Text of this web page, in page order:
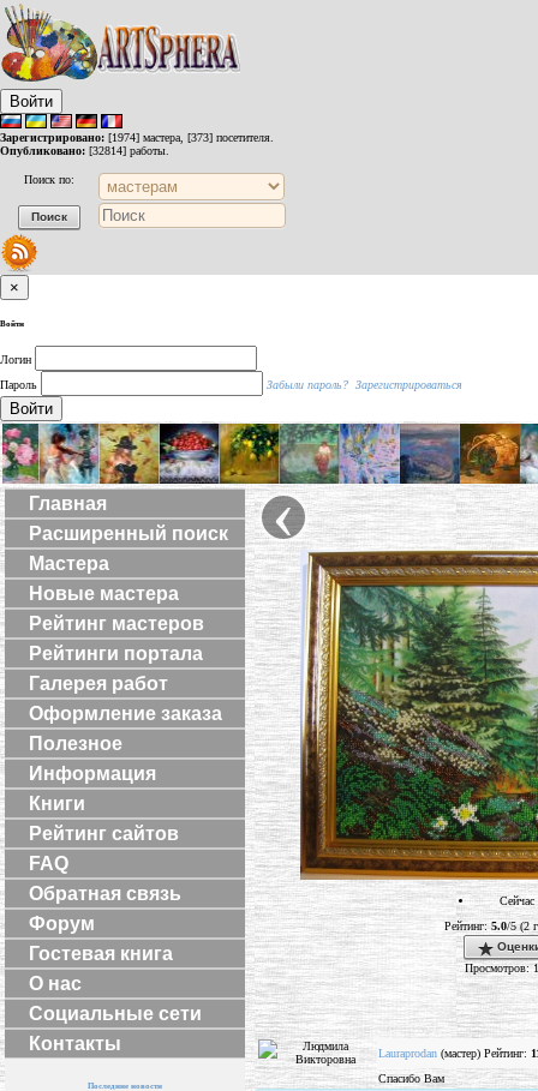
Войти
Зарегистрировано: [1974] мастера, [373] посетителя.
Опубликовано: [32814] работы.
Поиск по:
×
Войти
Логин
Пароль
Забыли пароль? Зарегистрироваться
Войти
Главная
Расширенный поиск
Мастера
Новые мастера
Рейтинг мастеров
Рейтинги портала
Галерея работ
Оформление заказа
Полезное
Информация
Книги
Рейтинг сайтов
FAQ
Обратная связь
Форум
Гостевая книга
О нас
Социальные сети
Контакты
Последние новости
‹
Рейтинг:5.0/5 (2
Просмотров:
Lauraprodan (мастер) Рейтинг:
Спасибо Вам